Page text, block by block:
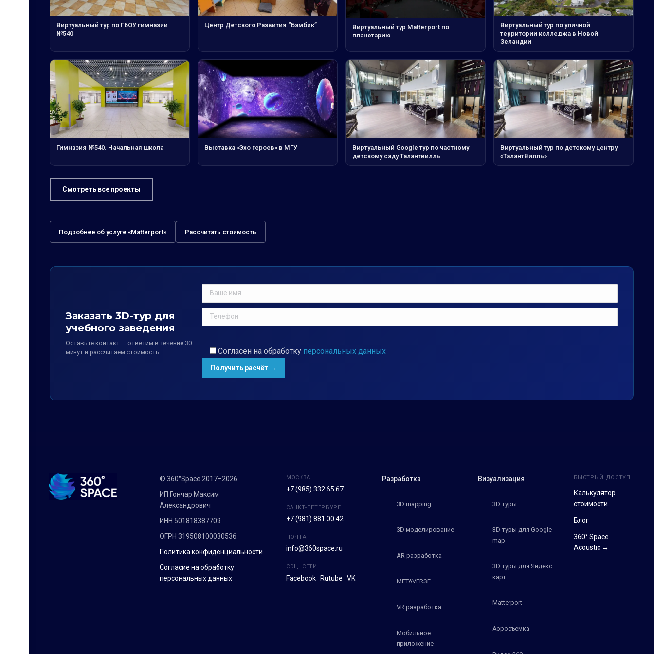
Виртуальный тур по ГБОУ гимназии
№540
Центр Детского Развития “Бэмбик”
Виртуальный тур Matterport по
планетарию
Виртуальный тур по уличной
территории колледжа в Новой
Зеландии
Гимназия №540. Начальная школа Выставка «Эхо героев» в МГУ
Виртуальный Google тур по частному
детскому саду Талантвилль
Виртуальный тур по детскому центру
«ТалантВилль»
Смотреть все проекты
Подробнее об услуге «Matterport» Рассчитать стоимость
Заказать 3D-тур для
учебного заведения
Оставьте контакт — ответим в течение 30
минут и рассчитаем стоимость
Согласен на обработку персональных данных
© 360°Space 2017–2026
ИП Гончар Максим
Александрович
ИНН 501818387709
ОГРН 319508100030536
Политика конфиденциальности
Согласие на обработку
персональных данных
МОСКВА
+7 (985) 332 65 67
САНКТ-ПЕТЕРБУРГ
+7 (981) 881 00 42
ПОЧТА
info@360space.ru
СОЦ. СЕТИ
Facebook· Rutube · VK
Разработка
3D mapping
3D моделирование
AR разработка
METAVERSE
VR разработка
Мобильное
приложение
Визуализация
3D туры
3D туры для Google
map
3D туры для Яндекс
карт
Matterport
Аэросъемка
БЫСТРЫЙ ДОСТУП
Калькулятор
стоимости
Блог
360° Space
Acoustic →